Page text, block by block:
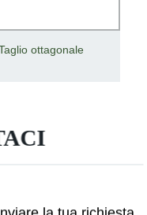
cubica sintetica di